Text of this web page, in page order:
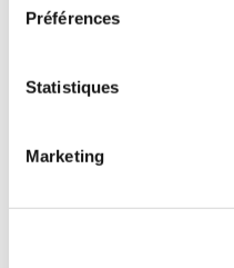
Préférences
Statistiques
Marketing
Forest bathing en